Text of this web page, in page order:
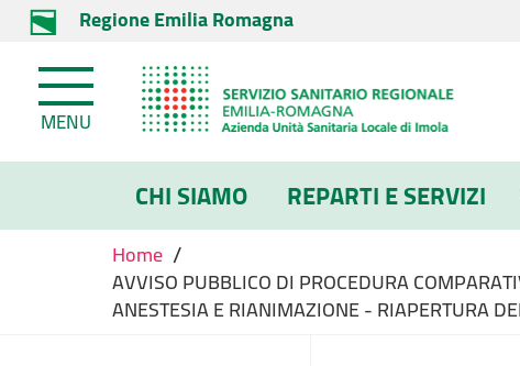
Regione Emilia Romagna
MENU
CHI SIAMO REPARTI E SERVIZI
Home /
AVVISO PUBBLICO DI PROCEDURA
ANESTESIA E RIANIMAZIONE - RIAPERTURA